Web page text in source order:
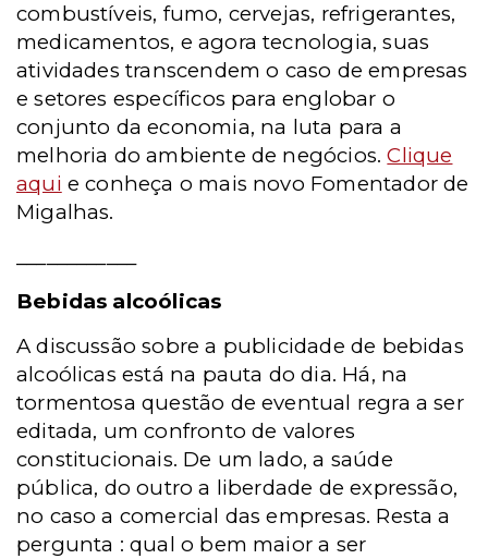
combustíveis, fumo, cervejas, refrigerantes,
medicamentos, e agora tecnologia, suas
atividades transcendem o caso de empresas
e setores específicos para englobar o
conjunto da economia, na luta para a
melhoria do ambiente de negócios.Clique
aqui e conheça o mais novo Fomentador de
Migalhas.
Bebidas alcoólicas
A discussão sobre a publicidade de bebidas
alcoólicas está na pauta do dia. Há, na
tormentosa questão de eventual regra a ser
editada, um confronto de valores
constitucionais. De um lado, a saúde
pública, do outro a liberdade de expressão,
no caso a comercial das empresas. Resta a
pergunta : qual o bem maior a ser